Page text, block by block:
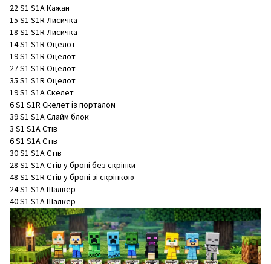
22 S1 S1A Кажан
15 S1 S1R Лисичка
18 S1 S1R Лисичка
14 S1 S1R Оцелот
19 S1 S1R Оцелот
27 S1 S1R Оцелот
35 S1 S1R Оцелот
19 S1 S1A Скелет
6 S1 S1R Скелет із порталом
39 S1 S1A Слайм блок
3 S1 S1A Стів
6 S1 S1A Стів
30 S1 S1A Стів
28 S1 S1A Стів у броні без скріпки
48 S1 S1R Стів у броні зі скріпкою
24 S1 S1A Шалкер
40 S1 S1A Шалкер